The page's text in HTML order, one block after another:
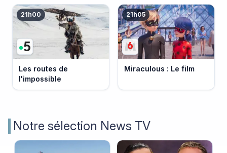
21h00
Les routes de
l'impossible
21h05
Miraculous : Le film
Notre sélection News TV